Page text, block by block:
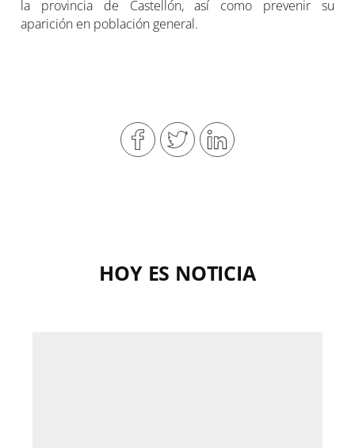
la provincia de Castellón, así como prevenir su
aparición en población general.
HOY ES NOTICIA